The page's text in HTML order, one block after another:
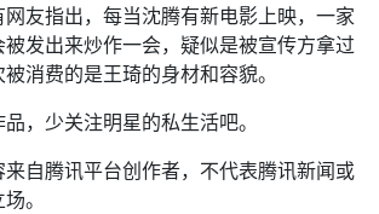
友指出，每当沈腾有新电影上映，一家
发出来炒作一会，疑似是被宣传方拿过
消费的是王琦的身材和容貌。
，少关注明星的私生活吧。
自腾讯平台创作者，不代表腾讯新闻或
。